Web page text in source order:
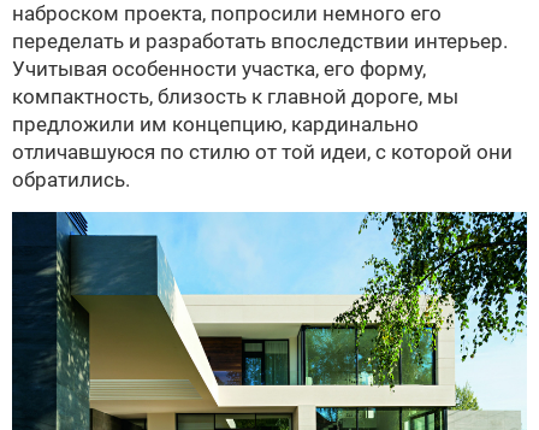
наброском проекта, попросили немного его
переделать и разработать впоследствии интерьер.
Учитывая особенности участка, его форму,
компактность, близость к главной дороге, мы
предложили им концепцию, кардинально
отличавшуюся по стилю от той идеи, с которой они
обратились.